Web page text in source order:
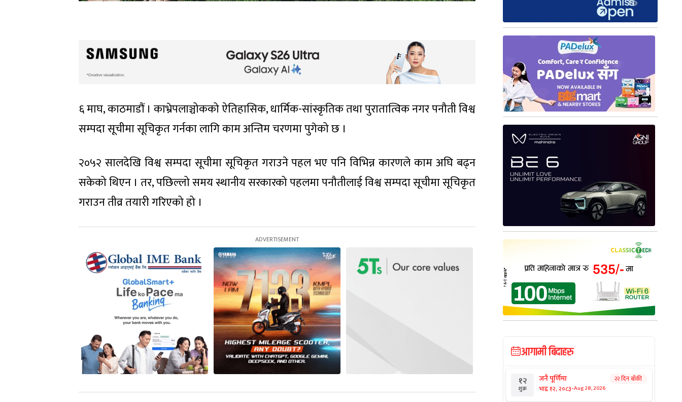
६ माघ, काठमाडौं । काभ्रेपलाञ्चोकको ऐतिहासिक, धार्मिक-सांस्कृतिक तथा पुरातात्विक नगर पनौती विश्व
सम्पदा सूचीमा सूचिकृत गर्नका लागि काम अन्तिम चरणमा पुगेको छ ।
२०५२ सालदेखि विश्व सम्पदा सूचीमा सूचिकृत गराउने पहल भए पनि विभिन्न कारणले काम अघि बढ्न
सकेको थिएन । तर, पछिल्लो समय स्थानीय सरकारको पहलमा पनौतीलाई विश्व सम्पदा सूचीमा सूचिकृत
गराउन तीव्र तयारी गरिएको हो ।
आगामी बिदाहरु
१२
शुक्र
जनै पूर्णिमा
भाद्र १२, २०८३-Aug 28, 2026
२२ दिन बाँकी